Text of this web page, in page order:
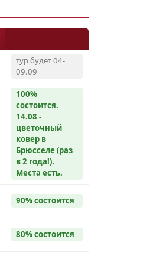
тур будет 04-
09.09
100%
cостоится.
14.08 -
цветочный
ковер в
Брюсселе (раз
в 2 года!).
Места есть.
90% cостоится
80% cостоится